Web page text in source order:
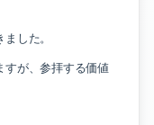
した。
すが、参拝する価値